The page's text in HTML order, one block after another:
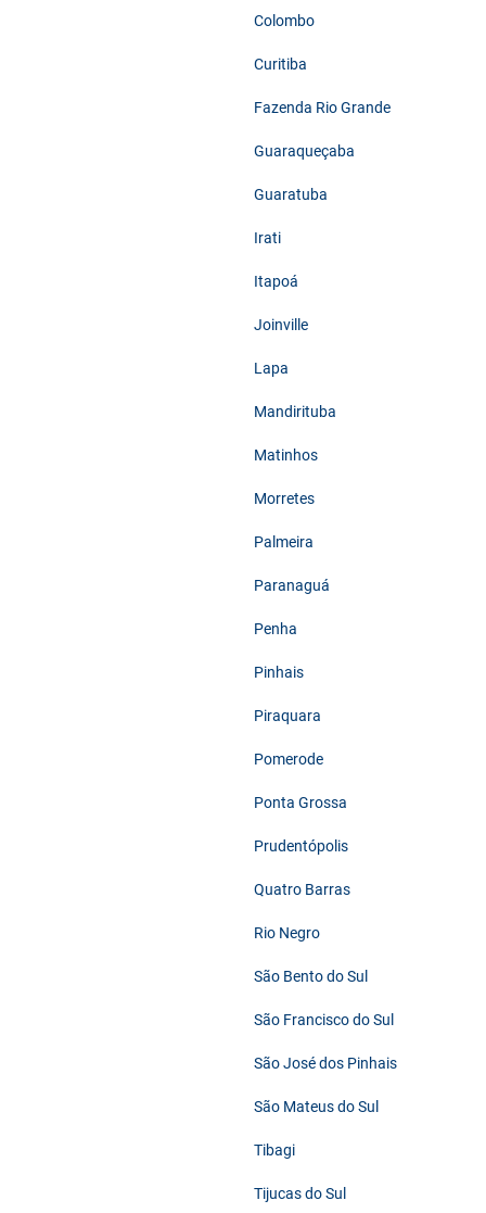
Colombo
Curitiba
Fazenda Rio Grande
Guaraqueçaba
Guaratuba
Irati
Itapoá
Joinville
Lapa
Mandirituba
Matinhos
Morretes
Palmeira
Paranaguá
Penha
Pinhais
Piraquara
Pomerode
Ponta Grossa
Prudentópolis
Quatro Barras
Rio Negro
São Bento do Sul
São Francisco do Sul
São José dos Pinhais
São Mateus do Sul
Tibagi
Tijucas do Sul